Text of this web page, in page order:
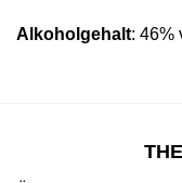
Alkoholgehalt: 46%